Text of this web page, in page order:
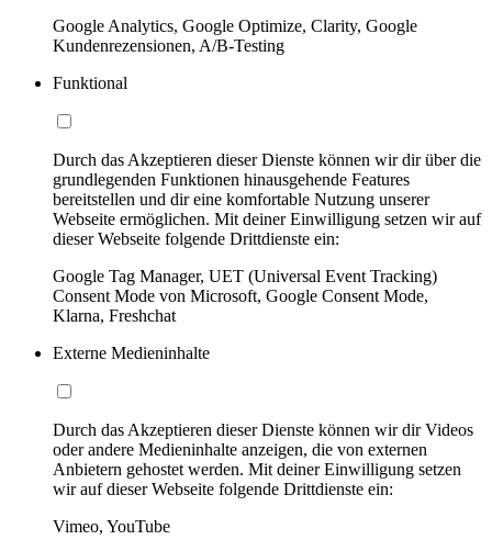
Google Analytics, Google Optimize, Clarity, Google
Kundenrezensionen, A/B-Testing
Funktional
Durch das Akzeptieren dieser Dienste können wir dir über die
grundlegenden Funktionen hinausgehende Features
bereitstellen und dir eine komfortable Nutzung unserer
Webseite ermöglichen. Mit deiner Einwilligung setzen wir auf
dieser Webseite folgende Drittdienste ein:
Google Tag Manager, UET (Universal Event Tracking)
Consent Mode von Microsoft, Google Consent Mode,
Klarna, Freshchat
Externe Medieninhalte
Durch das Akzeptieren dieser Dienste können wir dir Videos
oder andere Medieninhalte anzeigen, die von externen
Anbietern gehostet werden. Mit deiner Einwilligung setzen
wir auf dieser Webseite folgende Drittdienste ein:
Vimeo, YouTube